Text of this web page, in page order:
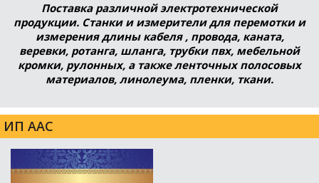
Поставка различной электротехнической
продукции. Станки и измерители для перемотки и
измерения длины кабеля , провода, каната,
веревки, ротанга, шланга, трубки пвх, мебельной
кромки, рулонных, а также ленточных полосовых
материалов, линолеума, пленки, ткани.
ИП ААС